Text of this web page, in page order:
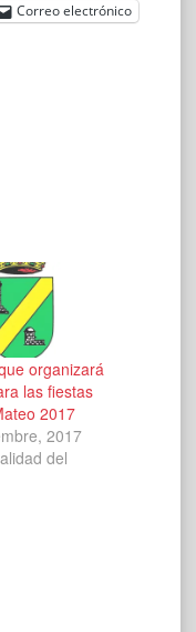
Correo electrónico
organizará
las fiestas
2017
2017
del